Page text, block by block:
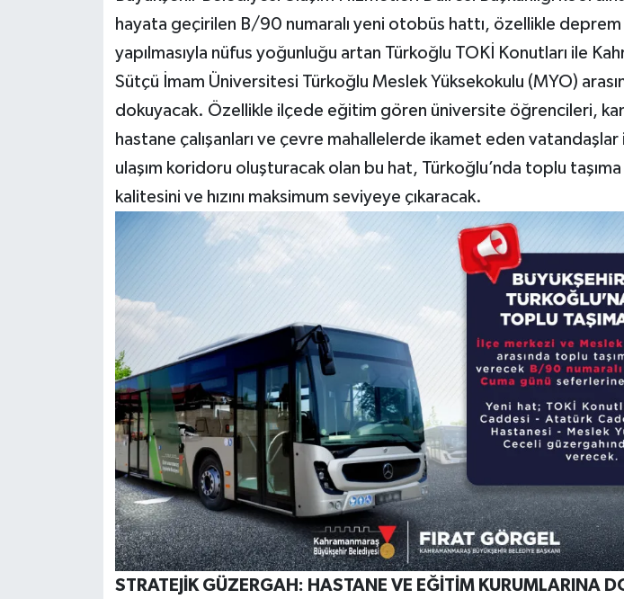
hayata geçirilen B/90 numaralı yeni otobüs hattı, özellikle deprem
yapılmasıyla nüfus yoğunluğu artan Türkoğlu TOKİ Konutları ile
Sütçü İmam Üniversitesi Türkoğlu Meslek Yüksekokulu (MYO)
dokuyacak. Özellikle ilçede eğitim gören üniversite öğrencileri,
hastane çalışanları ve çevre mahallelerde ikamet eden
ulaşım koridoru oluşturacak olan bu hat, Türkoğlu’nda toplu
kalitesini ve hızını maksimum seviyeye çıkaracak.
STRATEJİK GÜZERGAH: HASTANE VE EĞİTİM KURUMLARINA